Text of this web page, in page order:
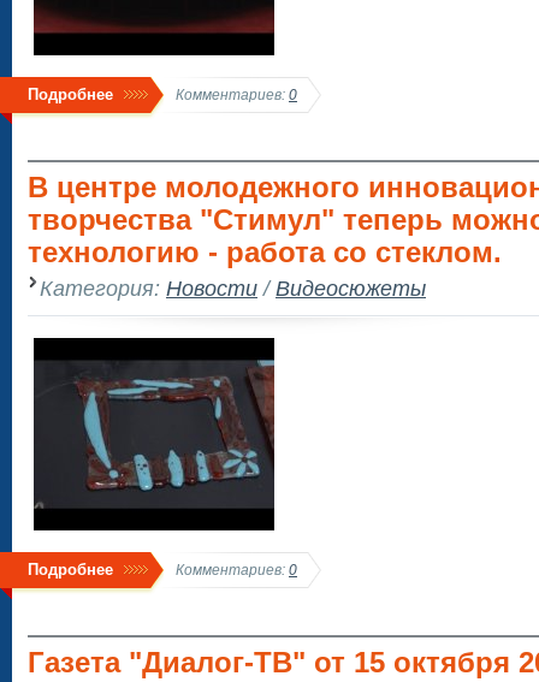
Подробнее Комментариев: 0
В центре молодежного
творчества "Стимул" теперь
технологию - работа со стеклом.
Категория: Новости/Видеосюжеты
Подробнее Комментариев: 0
Газета "Диалог-ТВ" от 15 октября